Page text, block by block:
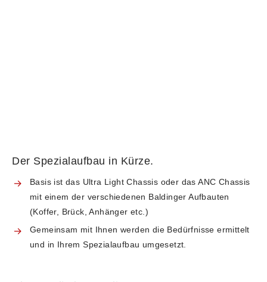
Der Spezialaufbau in Kürze.
Basis ist das Ultra Light Chassis oder das ANC Chassis
mit einem der verschiedenen Baldinger Aufbauten
(Koffer, Brück, Anhänger etc.)
Gemeinsam mit Ihnen werden die Bedürfnisse ermittelt
und in Ihrem Spezialaufbau umgesetzt.